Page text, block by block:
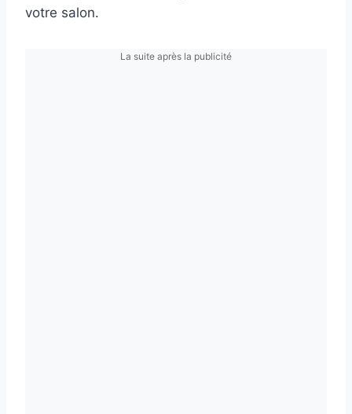
votre salon.
La suite après la publicité